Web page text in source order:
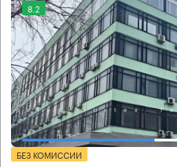
8.2
БЕЗ КОМИССИИ